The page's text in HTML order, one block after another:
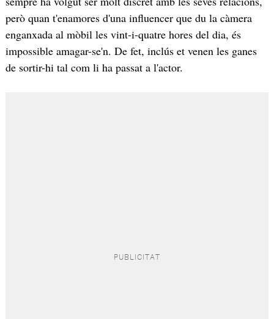
però quan t'enamores d'una influencer que du la càmera
enganxada al mòbil les vint-i-quatre hores del dia, és
impossible amagar-se'n. De fet, inclús et venen les ganes
de sortir-hi tal com li ha passat a l'actor.